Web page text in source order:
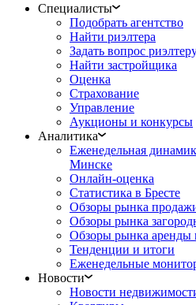
Специалисты
Подобрать агентство
Найти риэлтера
Задать вопрос
Найти застройщика
Оценка
Страхование
Управление
Аукционы и конкурсы
Аналитика
Еженедельная
Минске
Онлайн-оценка
Статистика в Бресте
Обзоры рынка
Обзоры рынка
Обзоры рынка аренды
Тенденции и итоги
Еженедельные
Новости
Новости